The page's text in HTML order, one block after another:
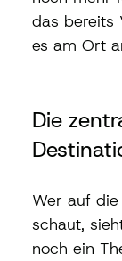
das bereits
es am Ort
Die
Wer auf
schaut,
noch ein